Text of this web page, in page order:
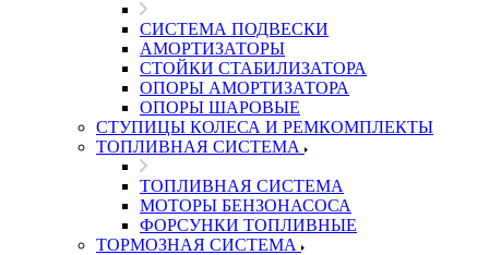
СИСТЕМА ПОДВЕСКИ
АМОРТИЗАТОРЫ
СТОЙКИ СТАБИЛИЗАТОРА
ОПОРЫ АМОРТИЗАТОРА
ОПОРЫ ШАРОВЫЕ
СТУПИЦЫ КОЛЕСА И РЕМКОМПЛЕКТЫ
ТОПЛИВНАЯ СИСТЕМА
ТОПЛИВНАЯ СИСТЕМА
МОТОРЫ БЕНЗОНАСОСА
ФОРСУНКИ ТОПЛИВНЫЕ
ТОРМОЗНАЯ СИСТЕМА